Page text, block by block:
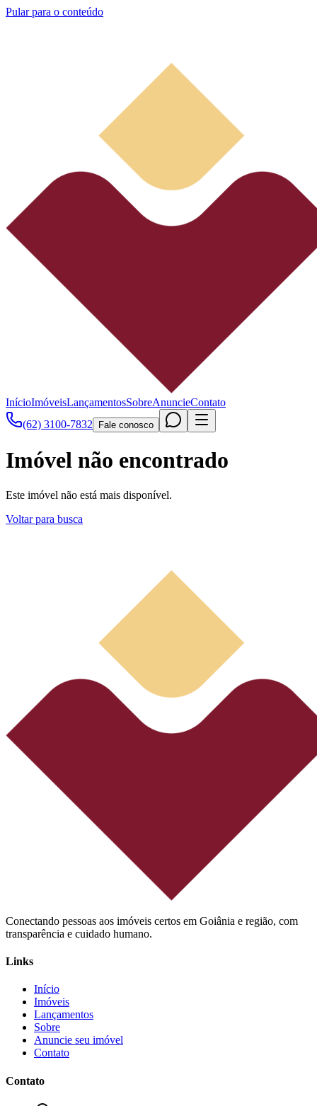
Pular para o conteúdo
InícioImóveisLançamentosSobreAnuncieContato
(62) 3100-7832
Fale conosco
Imóvel não encontrado
Este imóvel não está mais disponível.
Voltar para busca
Conectando pessoas aos imóveis certos em Goiânia e região, com
transparência e cuidado humano.
Links
Início
Imóveis
Lançamentos
Sobre
Anuncie seu imóvel
Contato
Contato